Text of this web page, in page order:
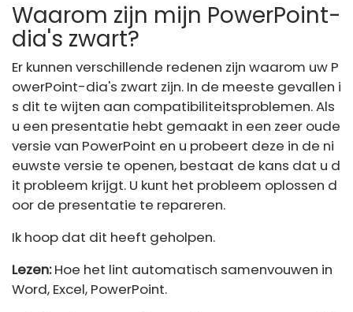
Waarom zijn mijn PowerPoint-
dia's zwart?
Er kunnen verschillende redenen zijn waarom uw P
owerPoint-dia's zwart zijn. In de meeste gevallen i
s dit te wijten aan compatibiliteitsproblemen. Als
u een presentatie hebt gemaakt in een zeer oude
versie van PowerPoint en u probeert deze in de ni
euwste versie te openen, bestaat de kans dat u d
it probleem krijgt. U kunt het probleem oplossen d
oor de presentatie te repareren.
Ik hoop dat dit heeft geholpen.
Lezen:Hoe het lint automatisch samenvouwen in
Word, Excel, PowerPoint.